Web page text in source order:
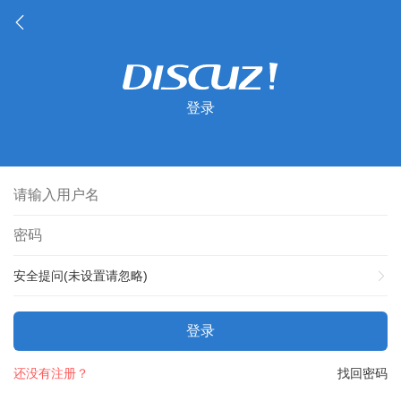
登录
安全提问(未设置请忽略)
登录
找回密码
还没有注册？